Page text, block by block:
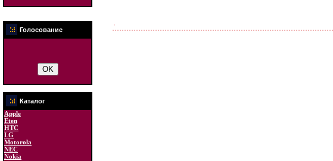
Голосование
Каталог
Apple
Eten
HTC
LG
Motorola
NEC
Nokia